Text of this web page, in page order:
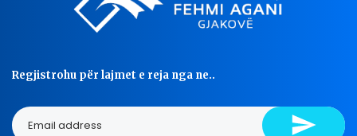
Regjistrohu për lajmet e reja nga ne..